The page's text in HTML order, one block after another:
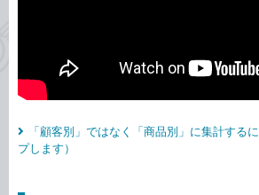
「顧客別」ではなく「商品別」に集計する
プします）